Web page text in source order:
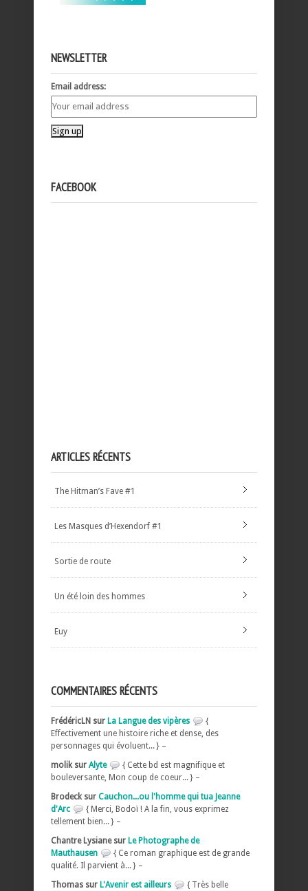
NEWSLETTER
Email address:
FACEBOOK
ARTICLES RÉCENTS
The Hitman’s Fave #1
Les Masques d’Hexendorf #1
Sortie de route
Un été loin des hommes
Euy
COMMENTAIRES RÉCENTS
FrédéricLN sur La Langue des vipères
{
Effectivement une histoire riche et dense, des
personnages qui évoluent... } –
molik sur Alyte
{ Cette bd est magnifique et
bouleversante, Mon coup de coeur... } –
Brodeck sur Cauchon...ou l'homme qui tua Jeanne
d'Arc
{ Merci, Bodoï ! A la fin, vous exprimez
tellement bien... } –
Chantre Lysiane sur Le Photographe de
Mauthausen
{ Ce roman graphique est de grande
qualité. Il parvient à... } –
Thomas sur L'Avenir est ailleurs
{ Très belle